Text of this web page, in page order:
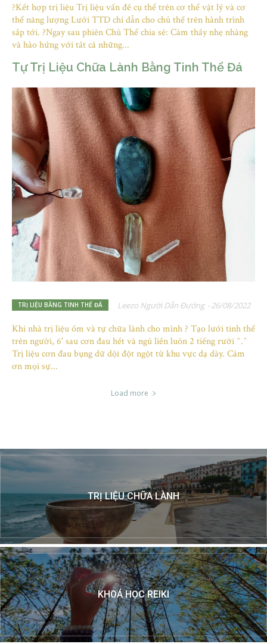
?Kết hợp trị liệu Trị liệu vấn đề cụ thể trên cơ thể vật lý và cơ
thể năng lượng Lưới TTD chỉ dẫn cho chủ thể trên hành trình
sắp tới. ?Ngay sau phiên Chủ Thể chia sẻ: Cảm thấy nhẹ nhàng
và hào hứng với tất cả những...
Tự Trị Liệu Chữa Lành Bằng Tinh Thể Đá
TRỊ LIỆU BẰNG TINH THỂ ĐÁ Leezo Người Dẫn Đường -26/08/2022
Khi nhà trị liệu ốm và tự chữa lành cho mình ? Tạo lưới tinh thể
trên người, 6' sau cơn đau hết và ngủ liền luôn 2 tiếng rưỡi ^.^
Trị liệu cơn đau bụng dữ dội đột ngột từ khu vực dạ dày. Cảm
ơn mọi sự...
Load more
TRỊ LIỆU CHỮA LÀNH
KHOÁ HỌC REIKI